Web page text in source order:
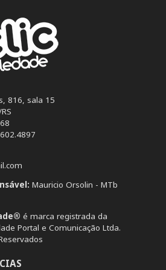
816, sala 15
Mauricio Orsolin - MTb
é marca registrada da
Portal e Comunicação Ltda.